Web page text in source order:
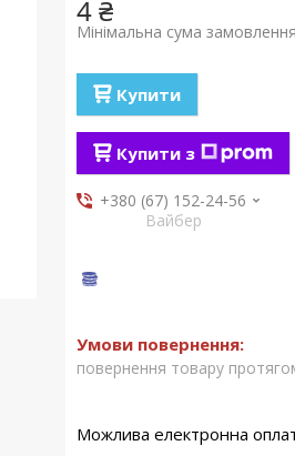
4 ₴
Мінімальна сума
Купити
Купити з
+380 (67) 152-24-56
Вайбер
повернення товару